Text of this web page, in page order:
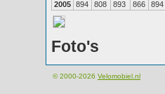
2005 894 808 893 866 894
Foto's
© 2000-2026 Velomobiel.nl